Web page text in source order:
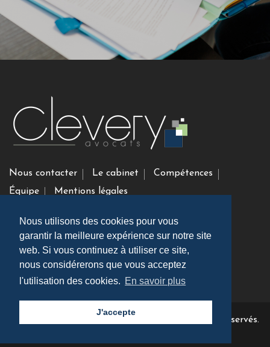
Nous utilisons des cookies pour vous
garantir la meilleure expérience sur notre site
web. Si vous continuez à utiliser ce site,
nous considérerons que vous acceptez
l'utilisation des cookies. En savoir plus
J'accepte
Nous contacter Le cabinet
Compétences
Équipe
Mentions légales
Clevery Avocats
9, boulevard Pereire FR-75017 Paris, France
01 79 35 14 60
Clevery Avocats 2026 | Tout droits réservés.